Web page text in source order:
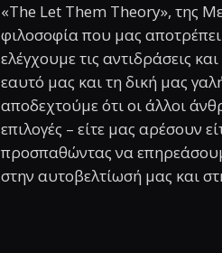
«The Let Them Theory», της
φιλοσοφία που μας
ελέγχουμε τις αντιδράσεις
εαυτό μας και τη δική μας
αποδεχτούμε ότι οι άλλοι
επιλογές – είτε μας αρέσουν
προσπαθώντας να
στην αυτοβελτίωσή μας και